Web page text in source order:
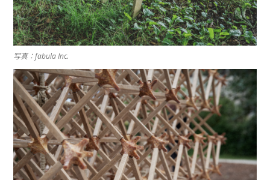
写真：fabula Inc.